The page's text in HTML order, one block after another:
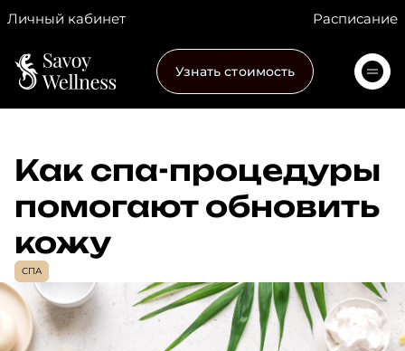
Личный кабинет Расписание
Узнать стоимость
Как спа-процедуры
помогают обновить
кожу
СПА